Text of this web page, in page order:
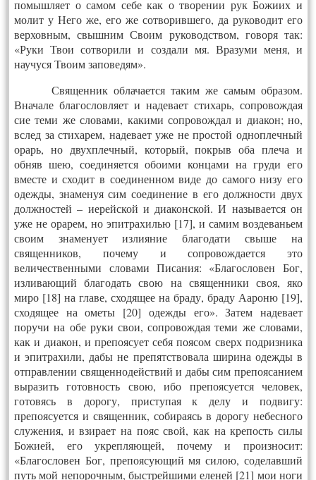
помышляет о самом себе как о творении рук Божиих и
молит у Него же, его же сотворившего, да руководит его
верховным, свышним Своим руководством, говоря так:
«Руки Твои сотворили и создали мя. Вразуми меня, и
научуся Твоим заповедям».
Священник облачается таким же самым образом.
Вначале благословляет и надевает стихарь, сопровождая
сие теми же словами, какими сопровождал и диакон; но,
вслед за стихарем, надевает уже не простой одноплечный
орарь, но двухплечный, который, покрыв оба плеча и
обняв шею, соединяется обоими концами на груди его
вместе и сходит в соединенном виде до самого низу его
одежды, знаменуя сим соединение в его должности двух
должностей – иерейской и диаконской. И называется он
уже не орарем, но эпитрахилью [17], и самим воздеваньем
своим знаменует излияние благодати свыше на
священников, почему и сопровождается это
величественными словами Писания: «Благословен Бог,
изливающий благодать свою на священники своя, яко
миро [18] на главе, сходящее на браду, браду Аароню [19],
сходящее на ометы [20] одежды его». Затем надевает
поручи на обе руки свои, сопровождая теми же словами,
как и диакон, и препоясует себя поясом сверх подризника
и эпитрахили, дабы не препятствовала ширина одежды в
отправлении священнодействий и дабы сим препоясанием
выразить готовность свою, ибо препоясуется человек,
готовясь в дорогу, приступая к делу и подвигу:
препоясуется и священник, собираясь в дорогу небесного
служения, и взирает на пояс свой, как на крепость силы
Божией, его укрепляющей, почему и произносит:
«Благословен Бог, препоясующий мя силою, соделавший
путь мой непорочным, быстрейшими еленей [21] мои ноги